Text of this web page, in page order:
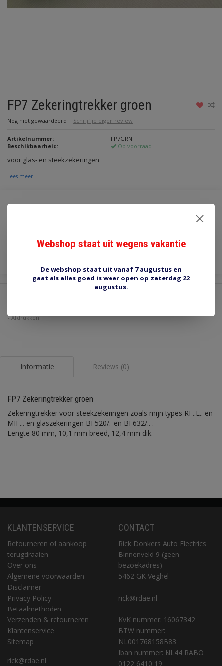
FP7 Zekeringtrekker groen
Nog niet gewaardeerd | Schrijf je eigen review
Artikelnummer:
FP7GRN
Beschikbaarheid:
Op voorraad
voor glas- en steekzekeringen
Lees meer
€1,80
Incl. btw
-Afdrukken
Informatie Reviews (0)
FP7 Zekeringtrekker groen
Zekeringtrekker voor steekzekeringen zoals mijn types RF..L.. en
MIF... en glaszekeringen BF520/.. en BF632/.. .
Lengte 80 mm, 10,1 mm breed, 12,4 mm dik.
KLANTENSERVICE
Retourneren of aankoop
terugdraaien
Over ons
Algemene voorwaarden
Disclaimer
Privacy Policy
Betaalmethoden
Verzenden & retourneren
Klantenservice
Sitemap
rick@rdae.nl
CONTACT
Rick Donkers Auto Electrics
Binnenveld 9 (geen
bezoekadres)
5462 GK Veghel
rick@rdae.nl
KvK nummer: 16067342
BTW nummer:
NL001768158B83
Iban nummer: NL44 RABO
0122 6410 19
Webshop staat uit wegens vakantie
De webshop staat uit vanaf 7 augustus en
gaat als alles goed is weer open op zaterdag 22
augustus.